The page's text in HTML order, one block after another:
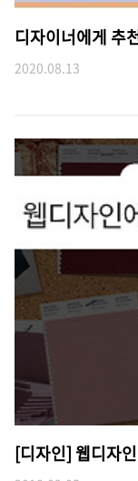
디자이너에게 추
2020.08.13
[디자인] 웹디자